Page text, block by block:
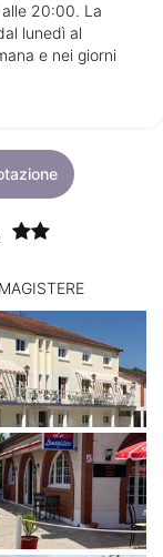
20:00. La
lunedì al
e nei giorni